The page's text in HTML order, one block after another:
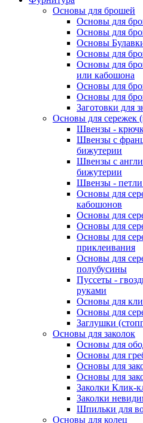
Основы для брошей
Основы для
Основы для
Основы
Основы для
Основы для
или кабошона
Основы для
Основы для
Заготовки для
Основы для сережек
Швензы -
Швензы с
бижутерии
Швензы с
бижутерии
Швензы - петли
Основы для
кабошонов
Основы для
Основы для
Основы для
приклеивания
Основы для
полубусины
Пуссеты -
руками
Основы для
Основы для
Заглушки
Основы для заколок
Основы для
Основы для
Основы для
Основы для
Заколки Клик-
Заколки
Шпильки для
Основы для колец